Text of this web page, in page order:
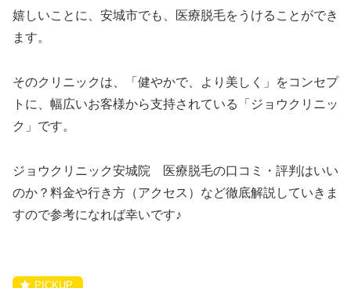
嬉しいことに、安城市でも、医療脱毛をうけることができ
ます。
そのクリニックは、「健やかで、より美しく」をコンセプ
トに、幅広いお客様から支持されている「ジョウクリニッ
ク」です。
ジョウクリニック安城院 医療脱毛の口コミ・評判はいい
のか？料金や行き方（アクセス）など徹底解説していきま
すので参考になれば幸いです♪